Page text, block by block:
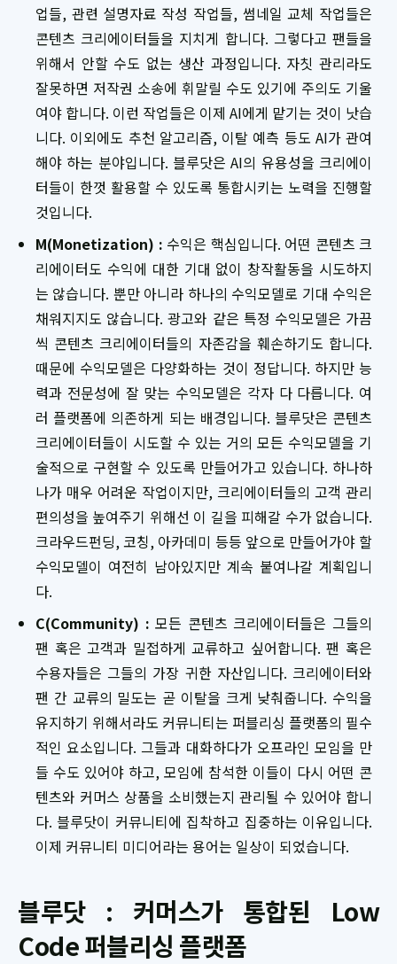
업들, 관련 설명자료 작성 작업들, 썸네일 교체 작업들은
콘텐츠 크리에이터들을 지치게 합니다. 그렇다고 팬들을
위해서 안할 수도 없는 생산 과정입니다. 자칫 관리라도
잘못하면 저작권 소송에 휘말릴 수도 있기에 주의도 기울
여야 합니다. 이런 작업들은 이제 AI에게 맡기는 것이 낫습
니다. 이외에도 추천 알고리즘, 이탈 예측 등도 AI가 관여
해야 하는 분야입니다. 블루닷은 AI의 유용성을 크리에이
터들이 한껏 활용할 수 있도록 통합시키는 노력을 진행할
것입니다.
M(Monetization) : 수익은 핵심입니다. 어떤 콘텐츠 크
리에이터도 수익에 대한 기대 없이 창작활동을 시도하지
는 않습니다. 뿐만 아니라 하나의 수익모델로 기대 수익은
채워지지도 않습니다. 광고와 같은 특정 수익모델은 가끔
씩 콘텐츠 크리에이터들의 자존감을 훼손하기도 합니다.
때문에 수익모델은 다양화하는 것이 정답니다. 하지만 능
력과 전문성에 잘 맞는 수익모델은 각자 다 다릅니다. 여
러 플랫폼에 의존하게 되는 배경입니다. 블루닷은 콘텐츠
크리에이터들이 시도할 수 있는 거의 모든 수익모델을 기
술적으로 구현할 수 있도록 만들어가고 있습니다. 하나하
나가 매우 어려운 작업이지만, 크리에이터들의 고객 관리
편의성을 높여주기 위해선 이 길을 피해갈 수가 없습니다.
크라우드펀딩, 코칭, 아카데미 등등 앞으로 만들어가야 할
수익모델이 여전히 남아있지만 계속 붙여나갈 계획입니
다.
C(Community) : 모든 콘텐츠 크리에이터들은 그들의
팬 혹은 고객과 밀접하게 교류하고 싶어합니다. 팬 혹은
수용자들은 그들의 가장 귀한 자산입니다. 크리에이터와
팬 간 교류의 밀도는 곧 이탈을 크게 낮춰줍니다. 수익을
유지하기 위해서라도 커뮤니티는 퍼블리싱 플랫폼의 필수
적인 요소입니다. 그들과 대화하다가 오프라인 모임을 만
들 수도 있어야 하고, 모임에 참석한 이들이 다시 어떤 콘
텐츠와 커머스 상품을 소비했는지 관리될 수 있어야 합니
다. 블루닷이 커뮤니티에 집착하고 집중하는 이유입니다.
이제 커뮤니티 미디어라는 용어는 일상이 되었습니다.
블루닷 : 커머스가 통합된 Low
Code 퍼블리싱 플랫폼